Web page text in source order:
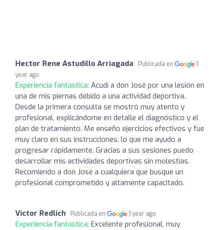
Hector Rene Astudillo Arriagada Publicada en
1
year ago
Experiencia fantástica: Acudí a don José por una lesión en
una de mis piernas debido a una actividad deportiva.
Desde la primera consulta se mostró muy atento y
profesional, explicándome en detalle el diagnóstico y el
plan de tratamiento. Me enseño ejercicios efectivos y fue
muy claro en sus instrucciones, lo que me ayudo a
progresar rápidamente. Gracias a sus sesiones puedo
desarrollar mis actividades deportivas sin molestias.
Recomiendo a don José a cualquiera que busque un
profesional comprometido y altamente capacitado.
Victor Redlich Publicada en 1 year ago
Experiencia fantástica: Excelente profesional, muy